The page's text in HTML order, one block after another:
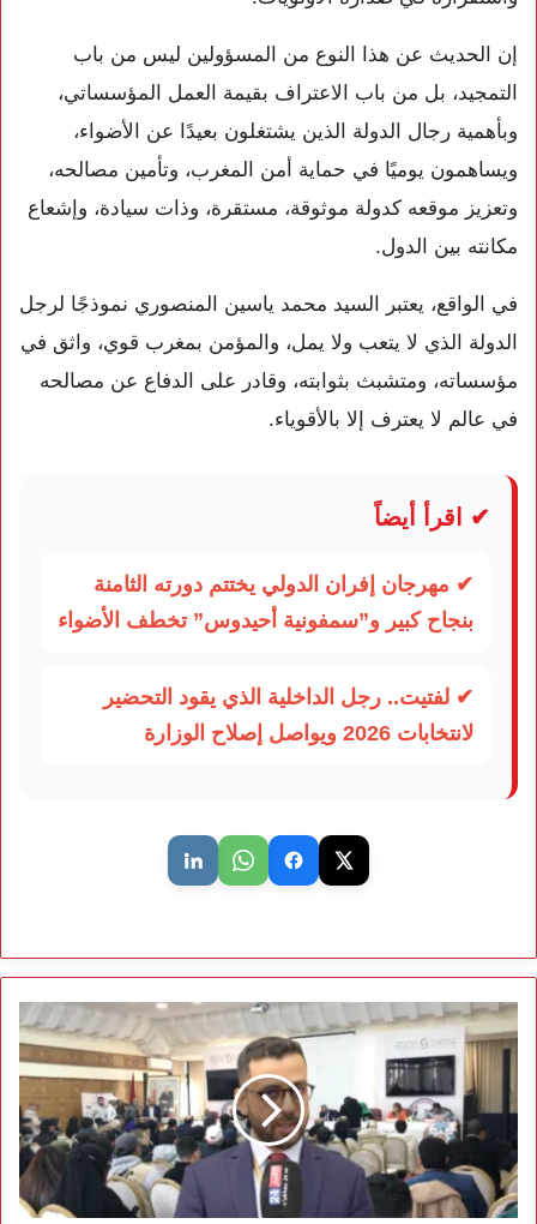
إن الحديث عن هذا النوع من المسؤولين ليس من باب
التمجيد، بل من باب الاعتراف بقيمة العمل المؤسساتي،
وبأهمية رجال الدولة الذين يشتغلون بعيدًا عن الأضواء،
ويساهمون يوميًا في حماية أمن المغرب، وتأمين مصالحه،
وتعزيز موقعه كدولة موثوقة، مستقرة، وذات سيادة، وإشعاع
مكانته بين الدول.
في الواقع، يعتبر السيد محمد ياسين المنصوري نموذجًا لرجل
الدولة الذي لا يتعب ولا يمل، والمؤمن بمغرب قوي، واثق في
مؤسساته، ومتشبث بثوابته، وقادر على الدفاع عن مصالحه
في عالم لا يعترف إلا بالأقوياء.
✔ اقرأ أيضاً
✔ مهرجان إفران الدولي يختتم دورته الثامنة
بنجاح كبير و”سمفونية أحيدوس” تخطف الأضواء
✔ لفتيت.. رجل الداخلية الذي يقود التحضير
لانتخابات 2026 ويواصل إصلاح الوزارة
لقاء
وطني
يؤسس
لملامح
مشروع
سياسي
جديد:
“نهضة
تمغربيت”